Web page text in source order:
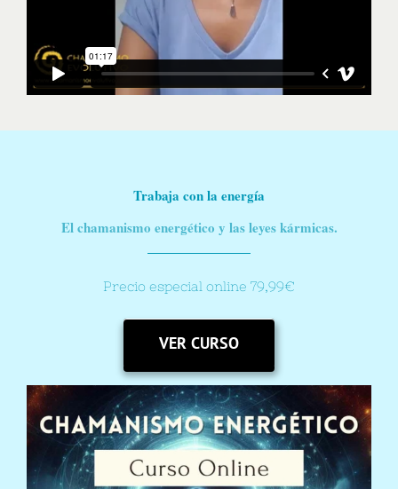
Trabaja con la energía
El chamanismo energético y las leyes kármicas.
Precio especial online 79,99€
VER CURSO